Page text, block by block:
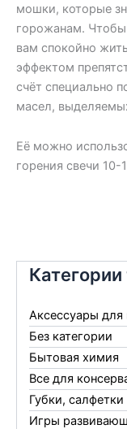
Аксессуары для
Без категории
Бытовая химия
Все для
Губки,
Игры
мошки, которые
горожанам.
вам спокойно
эффектом
счёт специально
масел,
Её можно
горения свечи 10-